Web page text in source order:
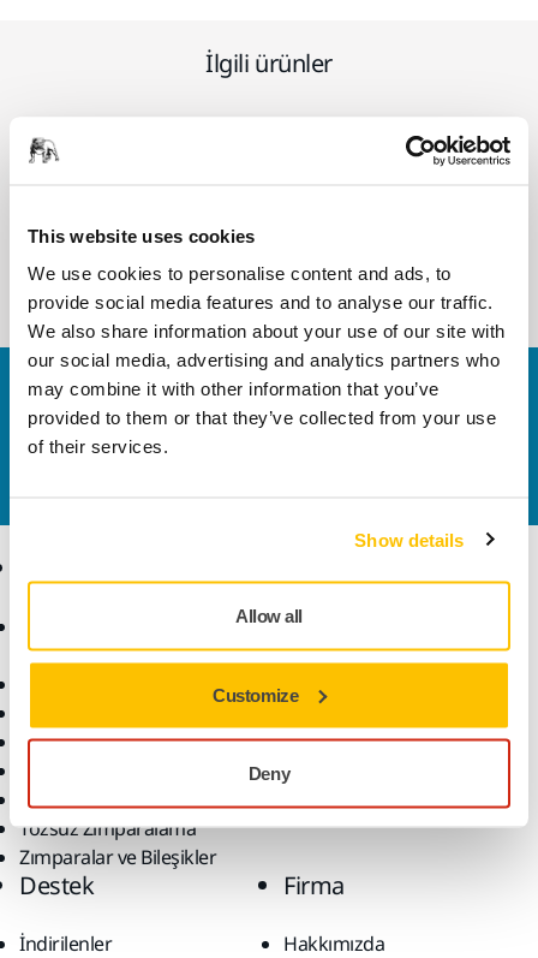
This website uses cookies
We use cookies to personalise content and ads, to
provide social media features and to analyse our traffic.
We also share information about your use of our site with
our social media, advertising and analytics partners who
may combine it with other information that you’ve
provided to them or that they’ve collected from your use
of their services.
Show details
Allow all
Customize
Deny
İlgili ürünler
ek olarak HEPA (Yüksek Verimli Partikül Hava)
filtresi takılabilir.
Bize Ulaşın
Daha fazla bilgi edinmek ister misiniz? Lütfen bizimle
iletişime geçin
Malzemeler
Öne Çıkanlar
Süper Aşındırıcılar
Tozsuz Zımparalama
Zımparalar ve Bileşikler
Sektörler
Uygulamalar
Çözümler
Destek
İndirilenler
Firma
Hakkımızda